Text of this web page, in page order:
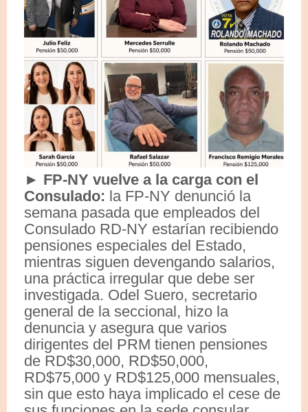
► FP-NY vuelve a la carga con el
Consulado: la FP-NY denunció la
semana pasada que empleados del
Consulado RD-NY estarían recibiendo
pensiones especiales del Estado,
mientras siguen devengando salarios,
una práctica irregular que debe ser
investigada. Odel Suero, secretario
general de la seccional, hizo la
denuncia y asegura que varios
dirigentes del PRM tienen pensiones
de RD$30,000, RD$50,000,
RD$75,000 y RD$125,000 mensuales,
sin que esto haya implicado el cese de